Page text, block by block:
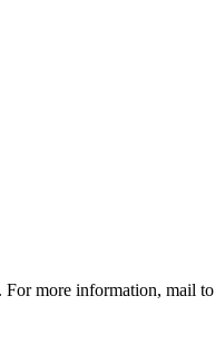
For more information, mail to